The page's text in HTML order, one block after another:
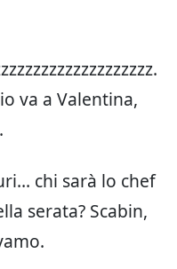
va a Valentina,
chi sarà lo chef
serata? Scabin,